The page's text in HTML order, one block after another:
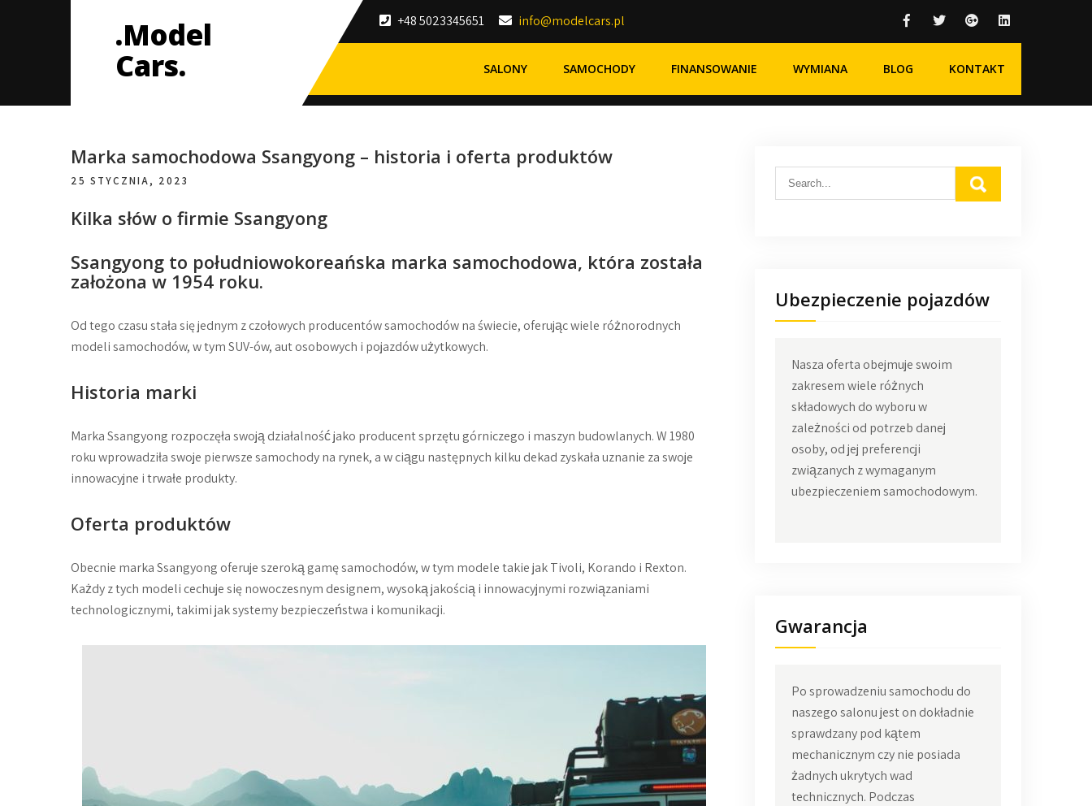
+48 5023345651 info@modelcars.pl
.Model
Cars.
SALONY SAMOCHODY FINANSOWANIE WYMIANA BLOG KONTAKT
Marka samochodowa Ssangyong – historia i oferta produktów
25 STYCZNIA, 2023
Kilka słów o firmie Ssangyong
Ssangyong to południowokoreańska marka samochodowa, która została
założona w 1954 roku.
Od tego czasu stała się jednym z czołowych producentów samochodów na świecie, oferując wiele różnorodnych
modeli samochodów, w tym SUV-ów, aut osobowych i pojazdów użytkowych.
Historia marki
Marka Ssangyong rozpoczęła swoją działalność jako producent sprzętu górniczego i maszyn budowlanych. W 1980
roku wprowadziła swoje pierwsze samochody na rynek, a w ciągu następnych kilku dekad zyskała uznanie za swoje
innowacyjne i trwałe produkty.
Oferta produktów
Obecnie marka Ssangyong oferuje szeroką gamę samochodów, w tym modele takie jak Tivoli, Korando i Rexton.
Każdy z tych modeli cechuje się nowoczesnym designem, wysoką jakością i innowacyjnymi rozwiązaniami
technologicznymi, takimi jak systemy bezpieczeństwa i komunikacji.
Ubezpieczenie pojazdów
Nasza oferta obejmuje swoim
zakresem wiele różnych
składowych do wyboru w
zależności od potrzeb danej
osoby, od jej preferencji
związanych z wymaganym
ubezpieczeniem samochodowym.
Gwarancja
Po sprowadzeniu samochodu do
naszego salonu jest on dokładnie
sprawdzany pod kątem
mechanicznym czy nie posiada
żadnych ukrytych wad
technicznych. Podczas